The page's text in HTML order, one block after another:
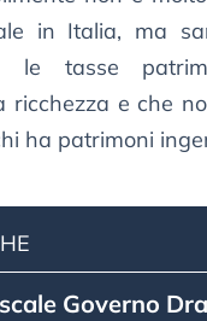
in Italia, ma
le tasse
ricchezza e che
ha patrimoni
Governo